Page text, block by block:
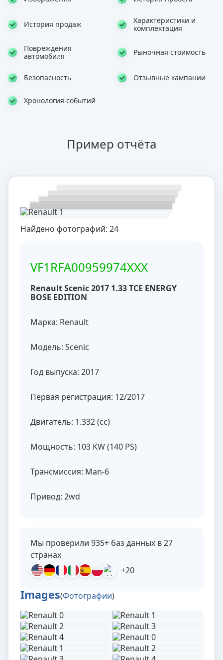
История продаж
Характеристики и
комплектация
Повреждения
автомобиля
Рыночная стоимость
Безопасность Отзывные кампании
Хронология событий
Пример отчёта
Найдено фотографий: 24
VF1RFA00959974XXX
Renault Scenic 2017 1.33 TCE ENERGY
BOSE EDITION
Марка: Renault
Модель: Scenic
Год выпуска: 2017
Первая регистрация: 12/2017
Двигатель: 1.332 (cc)
Мощность: 103 KW (140 PS)
Трансмиссия: Man-6
Привод: 2wd
Мы проверили 935+ баз данных в 27
странах
+20
Images(Фотографии)